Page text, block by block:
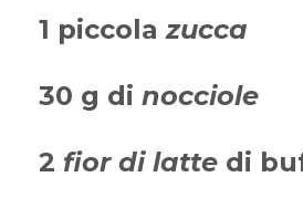
1 piccola zucca
30 g di nocciole
2 fior di latte di